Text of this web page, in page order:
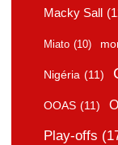
Macky Sall
Miato (10)
Nigéria (11)
OOAS (11)
Play-offs